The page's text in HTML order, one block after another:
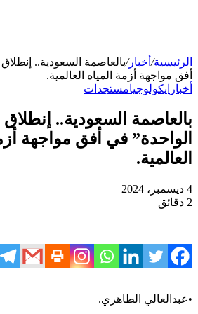
الرئيسية/ أخبار/بالعاصمة السعودية..
أفق مواجهة أزمة المياه العالمية.
أخبار ايكولوجيامستجدات
بالعاصمة السعودية.. إنطلاق
الواحدة” في أفق مواجهة
العالمية.
4 ديسمبر، 2024
2 دقائق
•عبدالعالي الطاهري.